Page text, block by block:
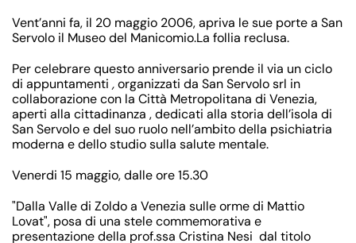
Vent’anni fa, il 20 maggio 2006, apriva le sue porte a San
Servolo il Museo del Manicomio.La follia reclusa.
Per celebrare questo anniversario prende il via un ciclo
di appuntamenti ,organizzati da San Servolo srl in
collaborazione con la Città Metropolitana di Venezia,
aperti alla cittadinanza , dedicati alla storia dell’isola di
San Servolo e del suo ruolo nell’ambito della psichiatria
moderna e dello studio sulla salute mentale.
Venerdi 15 maggio, dalle ore 15.30
"Dalla Valle di Zoldo a Venezia sulle orme di Mattio
Lovat", posa di una stele commemorativa e
presentazione della prof.ssa Cristina Nesi dal titolo